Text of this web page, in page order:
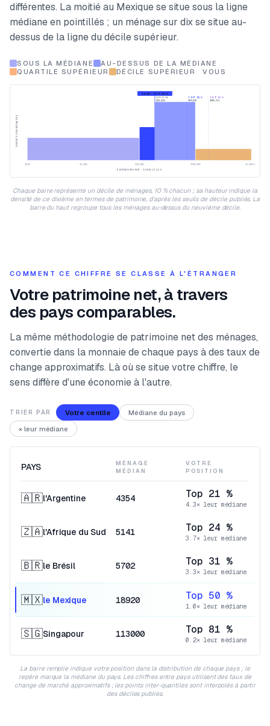
différentes. La moitié au Mexique se situe sous la ligne
médiane en pointillés ; un ménage sur dix se situe au-
dessus de la ligne du décile supérieur.
SOUS LA MÉDIANE
AU-DESSUS DE LA MÉDIANE
QUARTILE SUPÉRIEUR
DÉCILE SUPÉRIEUR VOUS
$100 $1,000 $10,000 $100,000 $1,000,000
DENSITÉ DES MÉNAGES
PATRIMOINE NET · ÉCHELLE LOG
MÉDIANE
$18,920
TOP 25 %
$70,629
TOP 10 %
$169,231
VOUS · TOP 50 %
Chaque barre représente un décile de ménages, 10 % chacun ; sa hauteur indique la
densité de ce dixième en termes de patrimoine, d'après les seuils de décile publiés. La
barre du haut regroupe tous les ménages au-dessus du neuvième décile.
COMMENT CE CHIFFRE SE CLASSE À L'ÉTRANGER
Votre patrimoine net, à travers
des pays comparables.
La même méthodologie de patrimoine net des ménages,
convertie dans la monnaie de chaque pays à des taux de
change approximatifs. Là où se situe votre chiffre, le
sens diffère d'une économie à l'autre.
TRIER PAR Votre centile
Médiane du pays
× leur médiane
PAYS
MÉNAGE
MÉDIAN
VOTRE
POSITION
🇦🇷l'Argentine 4354 Top 21 %
4.3× leur médiane
🇿🇦l'Afrique du Sud 5141 Top 24 %
3.7× leur médiane
🇧🇷le Brésil 5702 Top 31 %
3.3× leur médiane
🇲🇽le Mexique 18920 Top 50 %
1.0× leur médiane
🇸🇬Singapour 113000 Top 81 %
0.2× leur médiane
La barre remplie indique votre position dans la distribution de chaque pays ; le
repère marque la médiane du pays. Les chiffres entre pays utilisent des taux de
change de marché approximatifs ; les points inter-quantiles sont interpolés à partir
des déciles publiés.